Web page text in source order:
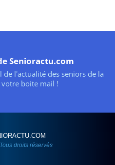
Senioractu.com
de l'actualité des seniors de la
votre boite mail !
Tous droits réservés